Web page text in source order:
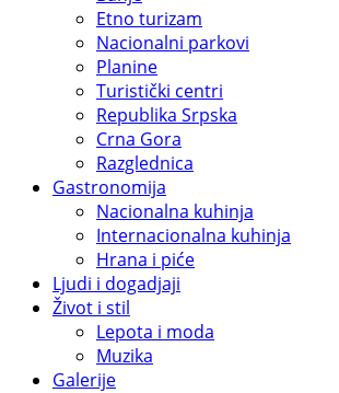
Etno turizam
Nacionalni parkovi
Planine
Turistički centri
Republika Srpska
Crna Gora
Razglednica
Gastronomija
Nacionalna kuhinja
Internacionalna kuhinja
Hrana i piće
Ljudi i dogadjaji
Život i stil
Lepota i moda
Muzika
Galerije